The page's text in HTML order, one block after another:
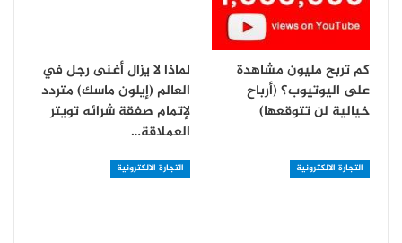
كم تربح مليون مشاهدة
على اليوتيوب؟ (أرباح
خيالية لن تتوقعها)
لماذا لا يزال أغنى رجل في
العالم (إيلون ماسك) متردد
لإتمام صفقة شرائه تويتر
العملاقة…
التجارة الالكترونية التجارة الالكترونية